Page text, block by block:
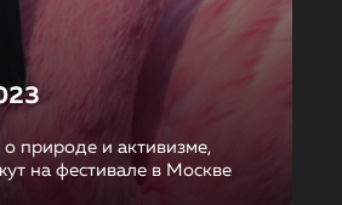
природе и активизме,
на фестивале в Москве